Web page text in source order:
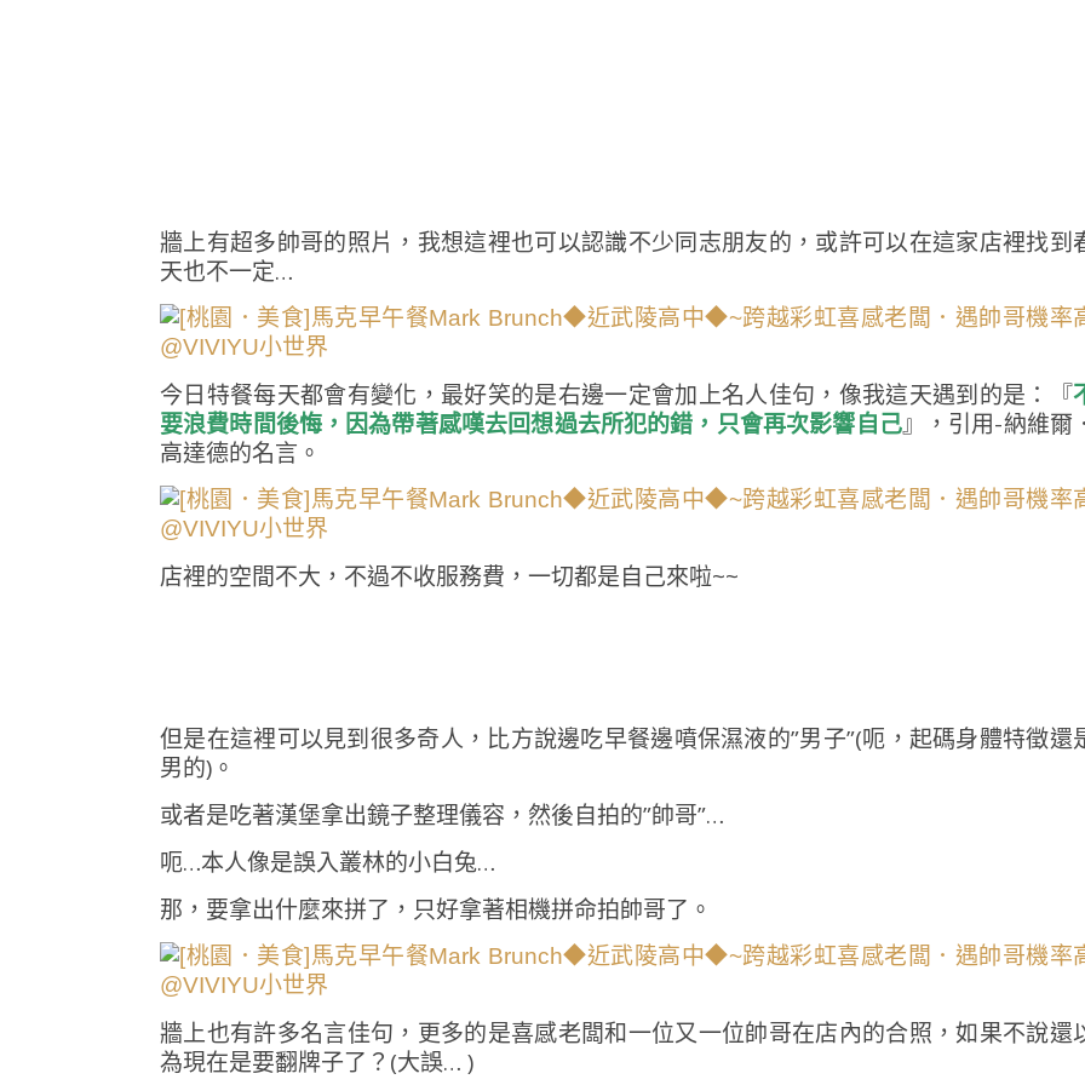
牆上有超多帥哥的照片，我想這裡也可以認識不少同志朋友的，或許可以在這家店裡找到
天也不一定…
今日特餐每天都會有變化，最好笑的是右邊一定會加上名人佳句，像我這天遇到的是：『
要浪費時間後悔，因為帶著感嘆去回想過去所犯的錯，只會再次影響自己』，引用-納維爾．
高達德的名言。
店裡的空間不大，不過不收服務費，一切都是自己來啦~~
但是在這裡可以見到很多奇人，比方說邊吃早餐邊噴保濕液的”男子”(呃，起碼身體特徵還
男的)。
或者是吃著漢堡拿出鏡子整理儀容，然後自拍的”帥哥”…
呃…本人像是誤入叢林的小白兔…
那，要拿出什麼來拼了，只好拿著相機拼命拍帥哥了。
牆上也有許多名言佳句，更多的是喜感老闆和一位又一位帥哥在店內的合照，如果不說還
為現在是要翻牌子了？(大誤… )